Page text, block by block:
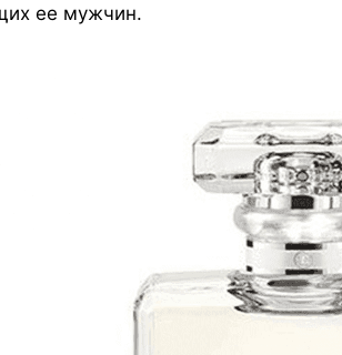
ее мужчин.